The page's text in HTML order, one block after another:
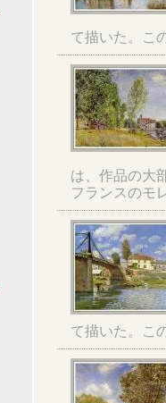
て描いた。こ
は、作品の大
フランスのモ
て描いた。こ